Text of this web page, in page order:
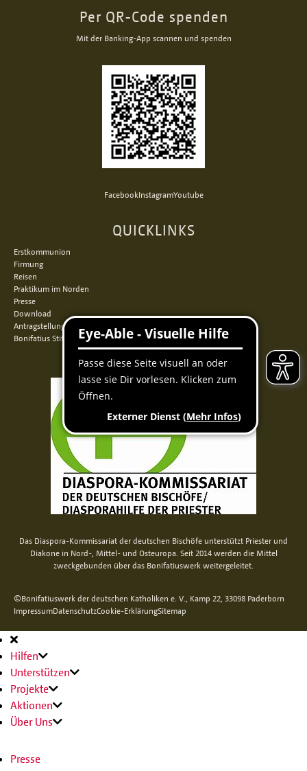
Per QR-Code spenden
Mit der Banking-App scannen und spenden
FacebookInstagramYoutube
QUICKLINKS
Erstkommunion
Firmung
Reisen
Praktikum im Norden
Presse
Download
Antragstellung
Bonifatius Stiftungszentrum
Das Diaspora-Kommissariat der deutschen Bischöfe unterstützt Priester und
Diakone in Nord-, Mittel- und Osteuropa. Seit 2014 werden die Mittel
zweckgebunden über das Bonifatiuswerk weitergeleitet.
©Bonifatiuswerk der deutschen Katholiken e. V., Kamp 22, 33098 Paderborn
ImpressumDatenschutzCookie-ErklärungSitemap
Hauptnavigation
Hilfen
Unterstützen
Projekte
Aktionen
Über Uns
Presse